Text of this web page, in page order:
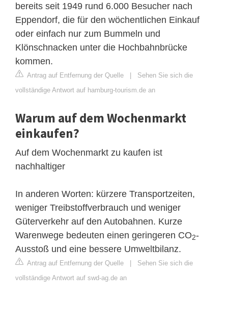
bereits seit 1949 rund 6.000 Besucher nach
Eppendorf, die für den wöchentlichen Einkauf
oder einfach nur zum Bummeln und
Klönschnacken unter die Hochbahnbrücke
kommen.
Antrag auf Entfernung der Quelle | Sehen Sie sich die
vollständige Antwort auf hamburg-tourism.de an
Warum auf dem Wochenmarkt
einkaufen?
Auf dem Wochenmarkt zu kaufen ist
nachhaltiger
In anderen Worten: kürzere Transportzeiten,
weniger Treibstoffverbrauch und weniger
Güterverkehr auf den Autobahnen. Kurze
Warenwege bedeuten einen geringeren CO2-
Ausstoß und eine bessere Umweltbilanz.
Antrag auf Entfernung der Quelle | Sehen Sie sich die
vollständige Antwort auf swd-ag.de an